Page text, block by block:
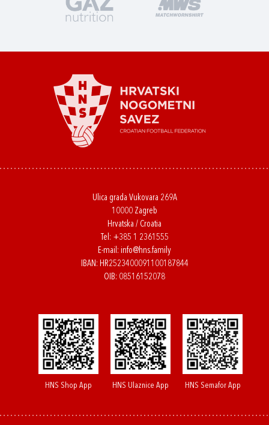
Ulica grada Vukovara 269A
10000 Zagreb
Hrvatska / Croatia
Tel: +385 1 2361555
E-mail: info@hns.family
IBAN: HR2523400091100187844
OIB: 08516152078
HNS Shop App HNS Ulaznice App HNS Semafor App